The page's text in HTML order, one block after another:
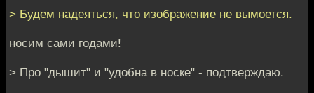
> Будем надеяться, что изображение не вымоется.
носим сами годами!
> Про "дышит" и "удобна в носке" - подтверждаю.